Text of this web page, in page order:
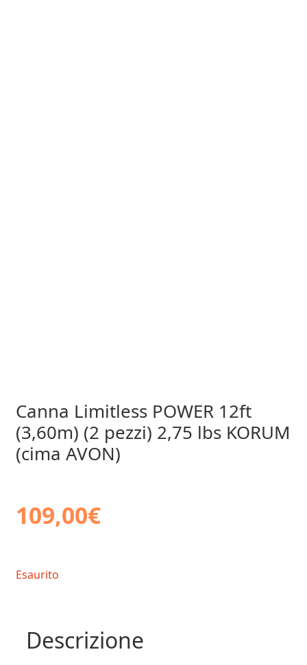
Canna Limitless POWER 12ft
(3,60m) (2 pezzi) 2,75 lbs KORUM
(cima AVON)
109,00€
Esaurito
Descrizione